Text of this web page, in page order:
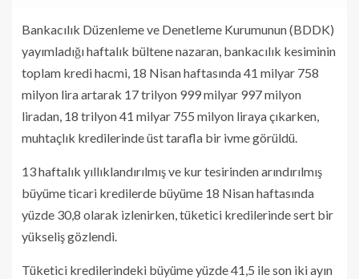
Bankacılık Düzenleme ve Denetleme Kurumunun (BDDK)
yayımladığı haftalık bültene nazaran, bankacılık kesiminin
toplam kredi hacmi, 18 Nisan haftasında 41 milyar 758
milyon lira artarak 17 trilyon 999 milyar 997 milyon
liradan, 18 trilyon 41 milyar 755 milyon liraya çıkarken,
muhtaçlık kredilerinde üst tarafla bir ivme görüldü.
13 haftalık yıllıklandırılmış ve kur tesirinden arındırılmış
büyüme ticari kredilerde büyüme 18 Nisan haftasında
yüzde 30,8 olarak izlenirken, tüketici kredilerinde sert bir
yükseliş gözlendi.
Tüketici kredilerindeki büyüme yüzde 41,5 ile son iki ayın